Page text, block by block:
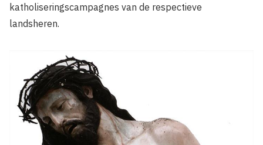
katholiseringscampagnes van de respectieve
landsheren.